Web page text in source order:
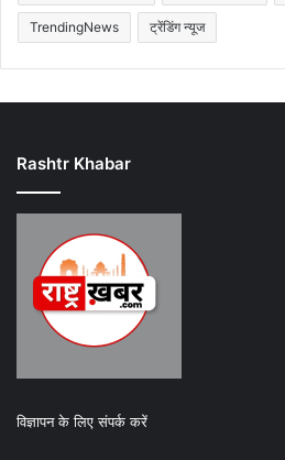
TrendingNews ट्रेंडिंग न्यूज
Rashtr Khabar
विज्ञापन के लिए संपर्क करें